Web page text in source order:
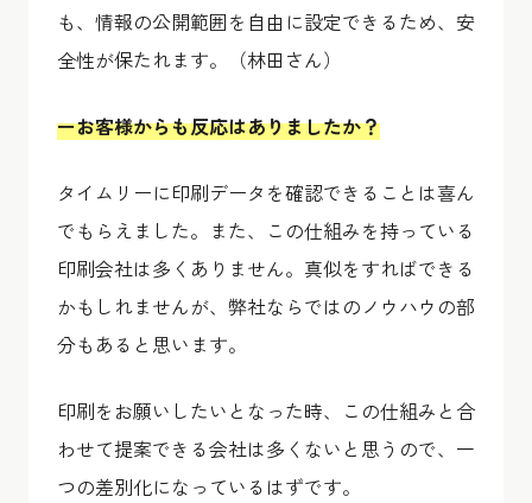
も、情報の公開範囲を自由に設定できるため、安
全性が保たれます。（林田さん）
ーお客様からも反応はありましたか？
タイムリーに印刷データを確認できることは喜ん
でもらえました。また、この仕組みを持っている
印刷会社は多くありません。真似をすればできる
かもしれませんが、弊社ならではのノウハウの部
分もあると思います。
印刷をお願いしたいとなった時、この仕組みと合
わせて提案できる会社は多くないと思うので、一
つの差別化になっているはずです。